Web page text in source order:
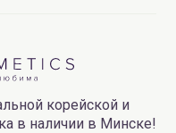
корейской и
в наличии в Минске!